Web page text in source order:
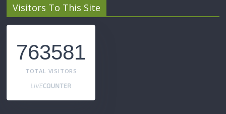
Visitors To This Site
763581
TOTAL VISITORS